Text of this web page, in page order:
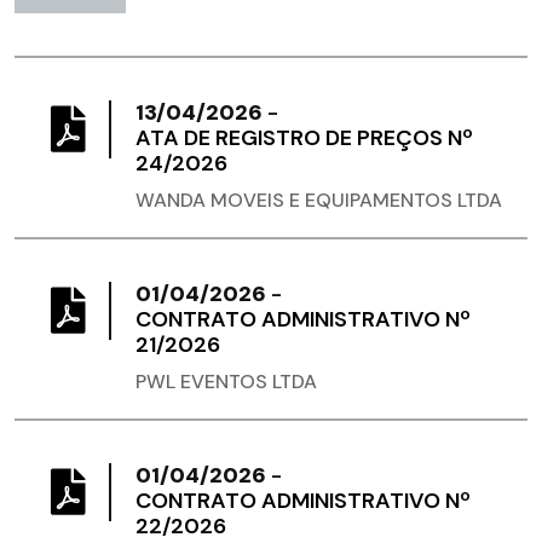
13/04/2026 -
ATA DE REGISTRO DE PREÇOS Nº
24/2026
WANDA MOVEIS E EQUIPAMENTOS LTDA
01/04/2026 -
CONTRATO ADMINISTRATIVO Nº
21/2026
PWL EVENTOS LTDA
01/04/2026 -
CONTRATO ADMINISTRATIVO Nº
22/2026